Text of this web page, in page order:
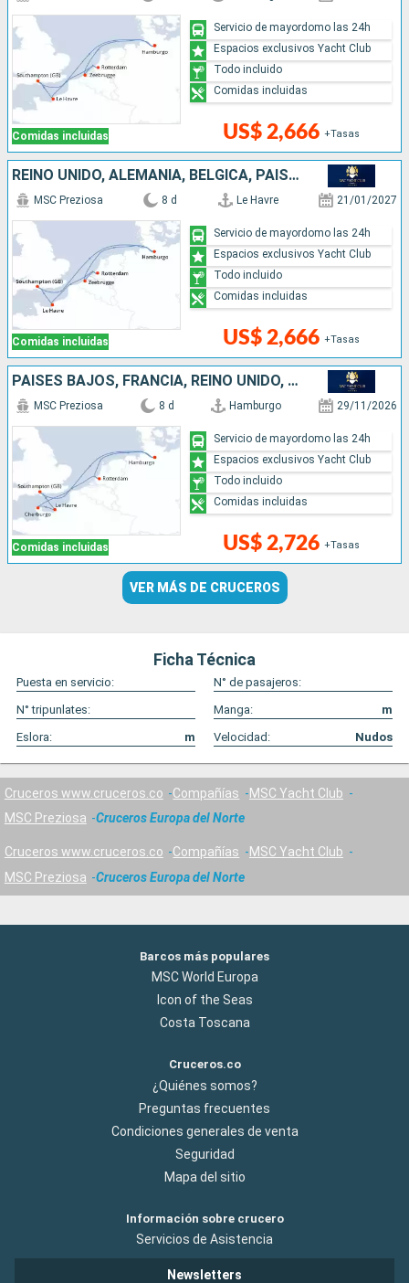
Comidas incluidas US$ 2,666 +Tasas
Servicio de mayordomo las 24h
Espacios exclusivos Yacht Club
Todo incluido
Comidas incluidas
REINO UNIDO, ALEMANIA, BÉLGICA, PAISES BAJOS, FRANCIA
Comidas incluidas
MSC Preziosa 8 d Le Havre 21/01/2027
US$ 2,666 +Tasas
Servicio de mayordomo las 24h
Espacios exclusivos Yacht Club
Todo incluido
Comidas incluidas
PAISES BAJOS, FRANCIA, REINO UNIDO, ALEMANIA
Comidas incluidas
MSC Preziosa 8 d Hamburgo 29/11/2026
US$ 2,726 +Tasas
Servicio de mayordomo las 24h
Espacios exclusivos Yacht Club
Todo incluido
Comidas incluidas
VER MÁS DE CRUCEROS
Ficha Técnica
Puesta en servicio:
N° de pasajeros:
N° tripunlates:
Manga:
m
Eslora:
m Velocidad: Nudos
Cruceros www.cruceros.co Compañías
MSC Yacht Club
MSC Preziosa
Cruceros Europa del Norte
Cruceros www.cruceros.co Compañías
MSC Yacht Club
MSC Preziosa
Cruceros Europa del Norte
Barcos más populares
MSC World Europa
Icon of the Seas
Costa Toscana
Cruceros.co
¿Quiénes somos?
Preguntas frecuentes
Condiciones generales de venta
Seguridad
Mapa del sitio
Información sobre crucero
Servicios de Asistencia
Newsletters